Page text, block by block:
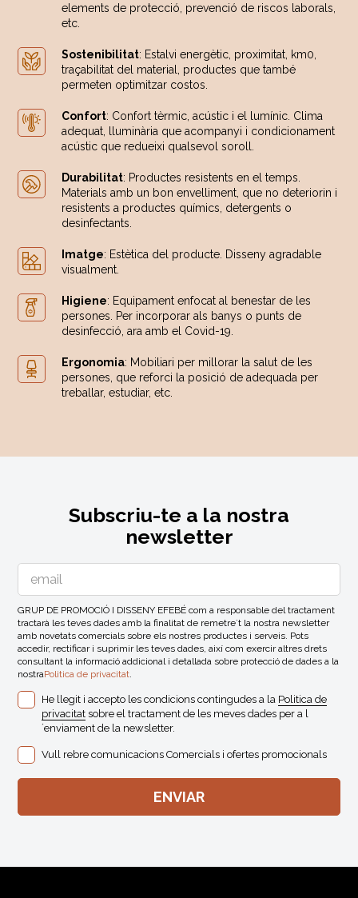
elements de protecció, prevenció de riscos laborals,
etc.
Sostenibilitat: Estalvi energètic, proximitat, km0,
traçabilitat del material, productes que també
permeten optimitzar costos.
Confort: Confort tèrmic, acústic i el lumínic. Clima
adequat, lluminària que acompanyi i condicionament
acústic que redueixi qualsevol soroll.
Durabilitat: Productes resistents en el temps.
Materials amb un bon envelliment, que no deteriorin i
resistents a productes químics, detergents o
desinfectants.
Imatge: Estètica del producte. Disseny agradable
visualment.
Higiene: Equipament enfocat al benestar de les
persones. Per incorporar als banys o punts de
desinfecció, ara amb el Covid-19.
Ergonomia: Mobiliari per millorar la salut de les
persones, que reforci la posició de adequada per
treballar, estudiar, etc.
Subscriu-te a la nostra
newsletter
GRUP DE PROMOCIÓ I DISSENY EFEBÉ com a responsable del tractament
tractarà les teves dades amb la finalitat de remetre´t la nostra newsletter
amb novetats comercials sobre els nostres productes i serveis. Pots
accedir, rectificar i suprimir les teves dades, així com exercir altres drets
consultant la informació addicional i detallada sobre protecció de dades a la
nostraPolitica de privacitat
He llegit i accepto les condicions contingudes a la Politica de
privacitat sobre el tractament de les meves dades per a l
´enviament de la newsletter.
Vull rebre comunicacions Comercials i ofertes promocionals